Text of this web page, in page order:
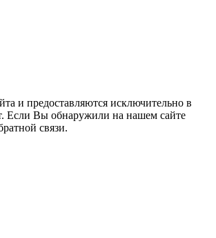
и предоставляются исключительно в
Если Вы обнаружили на нашем сайте
связи.